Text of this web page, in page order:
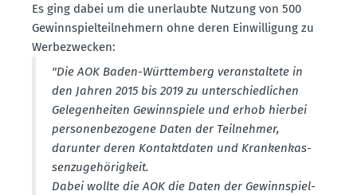
Es ging dabei um die unerlaubte Nutzung von 500
Gewinn­spiel­teil­nehmern ohne deren Einwil­ligung zu
Werbe­zwecken:
"Die AOK Baden-Württemberg veran­staltete in
den Jahren 2015 bis 2019 zu unter­schied­lichen
Gelegen­heiten Gewinn­spiele und erhob hierbei
perso­nen­be­zogene Daten der Teilnehmer,
darunter deren Kontakt­daten und Kranken­kas­
sen­zu­ge­hö­rigkeit.
Dabei wollte die AOK die Daten der Gewinn­spiel­